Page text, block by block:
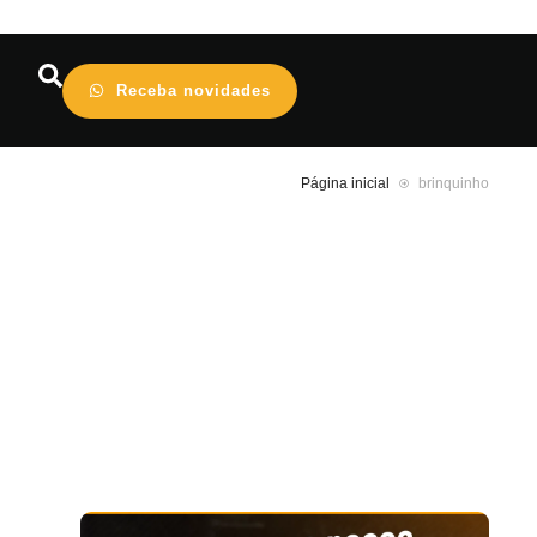
Receba novidades
Página inicial brinquinho